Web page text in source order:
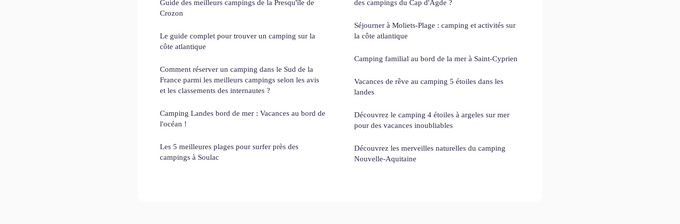
Guide des meilleurs campings de la Presqu'île de
Crozon
Le guide complet pour trouver un camping sur la
côte atlantique
Comment réserver un camping dans le Sud de la
France parmi les meilleurs campings selon les avis
et les classements des internautes ?
Camping Landes bord de mer : Vacances au bord de
l'océan !
Les 5 meilleures plages pour surfer près des
campings à Soulac
des campings du Cap d'Agde ?
Séjourner à Moliets-Plage : camping et activités sur
la côte atlantique
Camping familial au bord de la mer à Saint-Cyprien
Vacances de rêve au camping 5 étoiles dans les
landes
Découvrez le camping 4 étoiles à argeles sur mer
pour des vacances inoubliables
Découvrez les merveilles naturelles du camping
Nouvelle-Aquitaine